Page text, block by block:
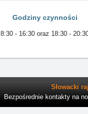
Godziny czynności
8:30 - 16:30 oraz 18:30 -
Słowacki raj
Bezpośrednie kontakty na